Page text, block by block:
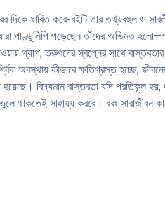
দিকে ধাবিত করে-বইটি তার তথ্যবহুল ও
পাণ্ডুলিপি পড়েছেন তাঁদের অভিমত
গ্যাপ, তরুণদের স্বপ্নের সাথে
অবস্থায় কীভাবে ক্ষতিগ্রস্ত হচ্ছে,
বিদ্যমান বাস্তবতা যদি প্রতিকূল
থাকতেই সাহায্য করবে। বরং সারাজীবন